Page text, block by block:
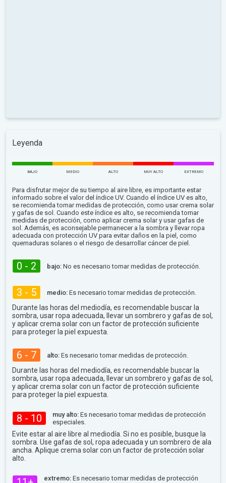
Leyenda
BAJO MEDIO ALTO MUY ALTO EXTREMO
Para disfrutar mejor de su tiempo al aire libre, es importante estar
informado sobre el valor del índice UV. Cuando el índice UV es alto,
se recomienda tomar medidas de protección, como usar crema solar
y gafas de sol. Cuando este índice es alto, se recomienda tomar
medidas de protección, como aplicar crema solar y usar gafas de
sol. Además, es aconsejable permanecer a la sombra y llevar ropa
adecuada con protección UV para evitar daños en la piel, como
quemaduras solares o el riesgo de desarrollar cáncer de piel.
0 - 2 bajo: No es necesario tomar medidas de protección.
3 - 5 medio: Es necesario tomar medidas de protección.
Durante las horas del mediodía, es recomendable buscar la
sombra, usar ropa adecuada, llevar un sombrero y gafas de sol,
y aplicar crema solar con un factor de protección suficiente
para proteger la piel expuesta.
6 - 7 alto: Es necesario tomar medidas de protección.
Durante las horas del mediodía, es recomendable buscar la
sombra, usar ropa adecuada, llevar un sombrero y gafas de sol,
y aplicar crema solar con un factor de protección suficiente
para proteger la piel expuesta.
8 - 10 muy alto: Es necesario tomar medidas de protección
especiales.
Evite estar al aire libre al mediodía. Si no es posible, busque la
sombra. Use gafas de sol, ropa adecuada y un sombrero de ala
ancha. Aplique crema solar con un factor de protección solar
alto.
extremo: Es necesario tomar medidas de protección